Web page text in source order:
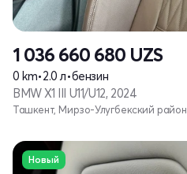
1 036 660 680 UZS
0 km•2.0 л•бензин
BMW X1 III U11/U12, 2024
Ташкент, Мирзо-Улугбекский район
Новый